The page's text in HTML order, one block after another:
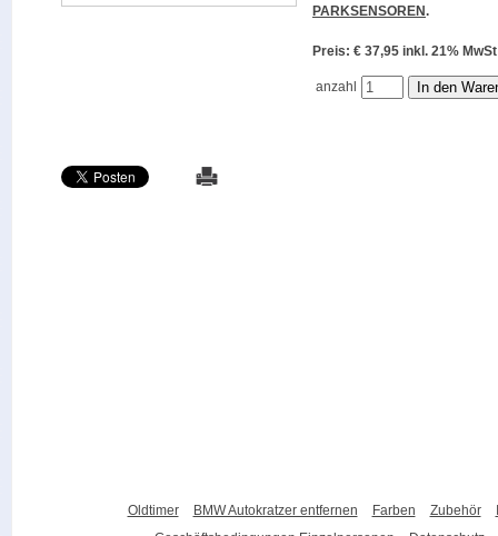
PARKSENSOREN.
Preis: € 37,95 inkl. 21%
anzahl
Oldtimer BMW Autokratzer entfernen Farben Zubehör